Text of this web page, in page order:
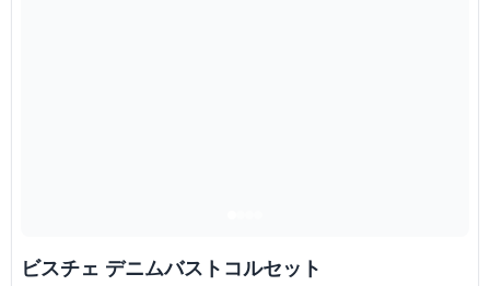
ビスチェ デニムバストコルセット